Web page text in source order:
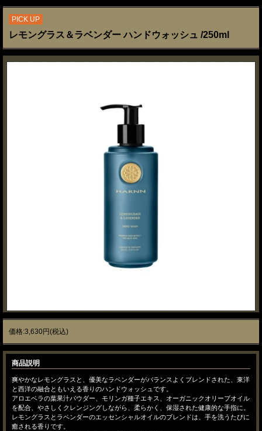
PICK UP
レモングラス＆ラベンダー ハンドウォッシュ /250ml
価格:3,630円(税込)
商品説明
爽やかなレモングラスと、優美なラベンダーがバランスよくブレンドされた、東洋
と西洋の融合ともいえる香りのハンドウォッシュです。
アロエベラの葉果汁パウダー、モリンガ種子エキス、オーガニックオリーブオイル
を配合、やさしくクレンジングしながら、柔らかく、保湿された健康的な手指に。
レモングラスとラベンダーのエッセンシャルオイルのブレンドは、手を洗うたびに
癒される香りです。